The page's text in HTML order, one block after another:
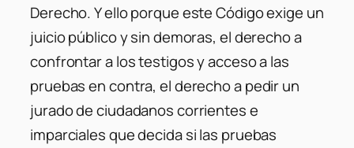
Derecho. Y ello porque este Código exige un
juicio público y sin demoras, el derecho a
confrontar a los testigos y acceso a las
pruebas en contra, el derecho a pedir un
jurado de ciudadanos corrientes e
imparciales que decida si las pruebas